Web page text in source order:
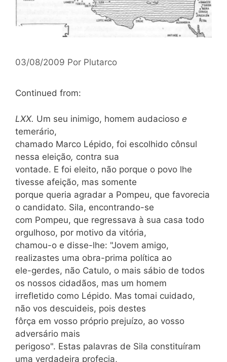
03/08/2009 Por Plutarco
Continued from:
LXX. Um seu inimigo, homem audacioso e
temerário,
chamado Marco Lépido, foi escolhido cônsul
nessa eleição, contra sua
vontade. E foi eleito, não porque o povo lhe
tivesse afeição, mas somente
porque queria agradar a Pompeu, que favorecia
o candidato. Sila, encontrando-se
com Pompeu, que regressava à sua casa todo
orgulhoso, por motivo da vitória,
chamou-o e disse-lhe: "Jovem amigo,
realizastes uma obra-prima política ao
ele-gerdes, não Catulo, o mais sábio de todos
os nossos cidadãos, mas um homem
irrefletido como Lépido. Mas tomai cuidado,
não vos descuideis, pois destes
fôrça em vosso próprio prejuízo, ao vosso
adversário mais
perigoso". Estas palavras de Sila constituíram
uma verdadeira profecia,